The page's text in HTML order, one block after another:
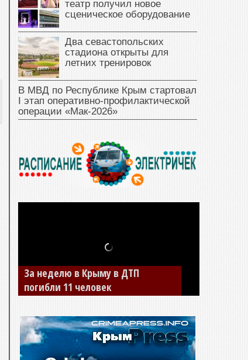
театр получил новое
сценическое оборудование
Два севастопольских
стадиона открыты для
летних тренировок
В МВД по Республике Крым стартовал
I этап оперативно‑профилактической
операции «Мак‑2026»
За неделю в Крыму в ДТП
погибли 11 человек
В Джанкое водитель ВАЗа сбил
двух детей на «зебре»